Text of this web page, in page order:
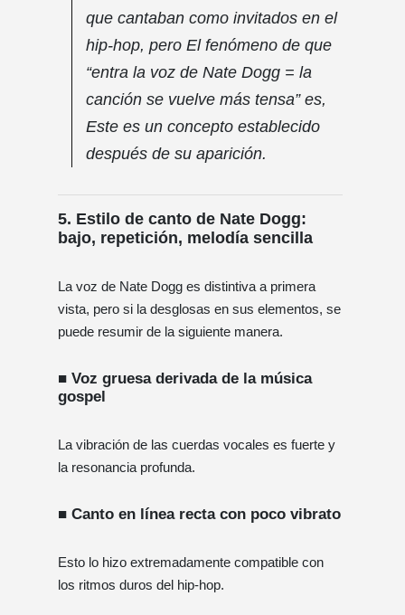
que cantaban como invitados en el
hip-hop, pero El fenómeno de que
“entra la voz de Nate Dogg = la
canción se vuelve más tensa” es,
Este es un concepto establecido
después de su aparición.
5. Estilo de canto de Nate Dogg:
bajo, repetición, melodía sencilla
La voz de Nate Dogg es distintiva a primera
vista, pero si la desglosas en sus elementos, se
puede resumir de la siguiente manera.
■ Voz gruesa derivada de la música
gospel
La vibración de las cuerdas vocales es fuerte y
la resonancia profunda.
■ Canto en línea recta con poco vibrato
Esto lo hizo extremadamente compatible con
los ritmos duros del hip-hop.